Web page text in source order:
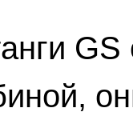
GS